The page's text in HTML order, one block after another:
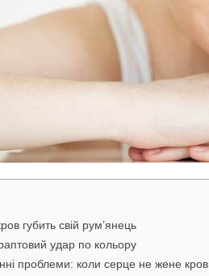
губить свій рум’янець
удар по кольору
проблеми: коли серце не жене кров